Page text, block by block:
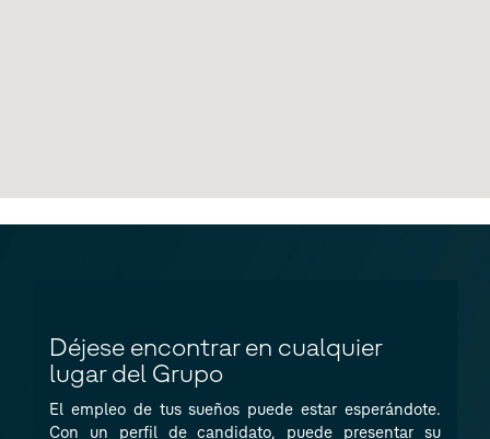
Déjese encontrar en cualquier
lugar del Grupo
El empleo de tus sueños puede estar esperándote.
Con un perfil de candidato, puede presentar su